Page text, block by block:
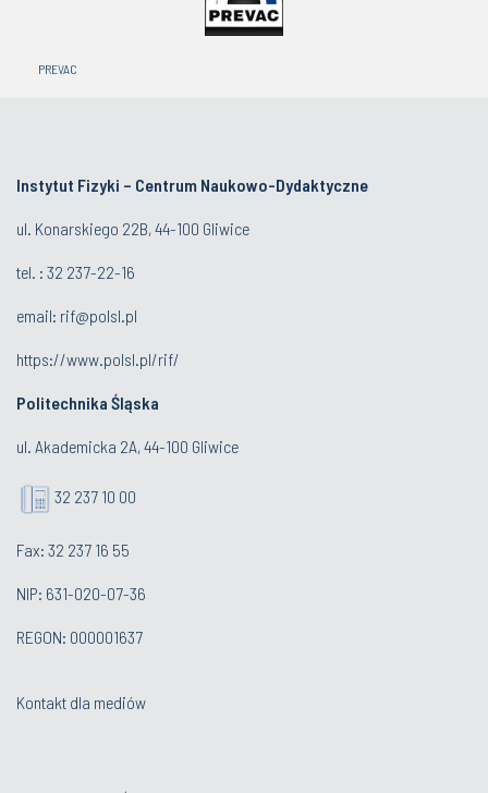
PREVAC
Instytut Fizyki – Centrum Naukowo-Dydaktyczne
ul. Konarskiego 22B, 44-100 Gliwice
tel. : 32 237-22-16
email: rif@polsl.pl
https://www.polsl.pl/rif/
Politechnika Śląska
ul. Akademicka 2A, 44-100 Gliwice
32 237 10 00
Fax: 32 237 16 55
NIP: 631-020-07-36
REGON: 000001637
Kontakt dla mediów